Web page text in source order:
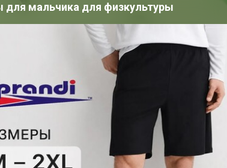
с условиями
в
,
200+
организаторов
мальчика для физкультуры